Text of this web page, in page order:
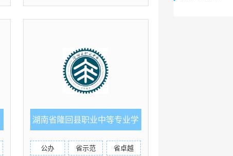
湖南省隆回县职业中等专业学
校
公办 省示范 省卓越